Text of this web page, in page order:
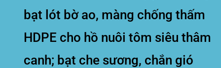
bạt lót bờ ao, màng chống thấm
HDPE cho hồ nuôi tôm siêu thâm
canh; bạt che sương, chắn gió